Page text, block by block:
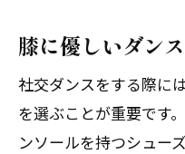
膝に優しいダン
社交ダンスをする際に
を選ぶことが重要です
ンソールを持つシュー